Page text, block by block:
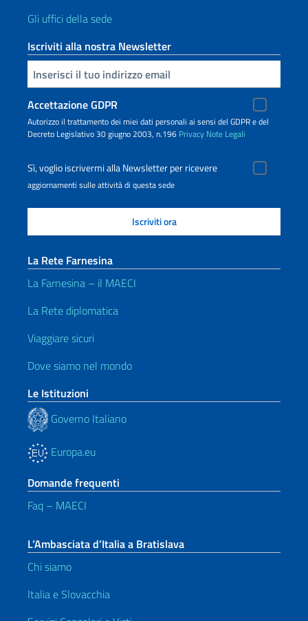
Gli uffici della sede
Iscriviti alla nostra Newsletter
Inserisci la tua email
Accettazione GDPR
Autorizzo il trattamento dei miei dati personali ai sensi del GDPR e del
Decreto Legislativo 30 giugno 2003, n.196 Privacy Note Legali
Sì, voglio iscrivermi alla Newsletter per ricevere
aggiornamenti sulle attività di questa sede
La Rete Farnesina
La Farnesina – il MAECI
La Rete diplomatica
Viaggiare sicuri
Dove siamo nel mondo
Le Istituzioni
Governo Italiano
Europa.eu
Domande frequenti
Faq – MAECI
L’Ambasciata d’Italia a Bratislava
Chi siamo
Italia e Slovacchia